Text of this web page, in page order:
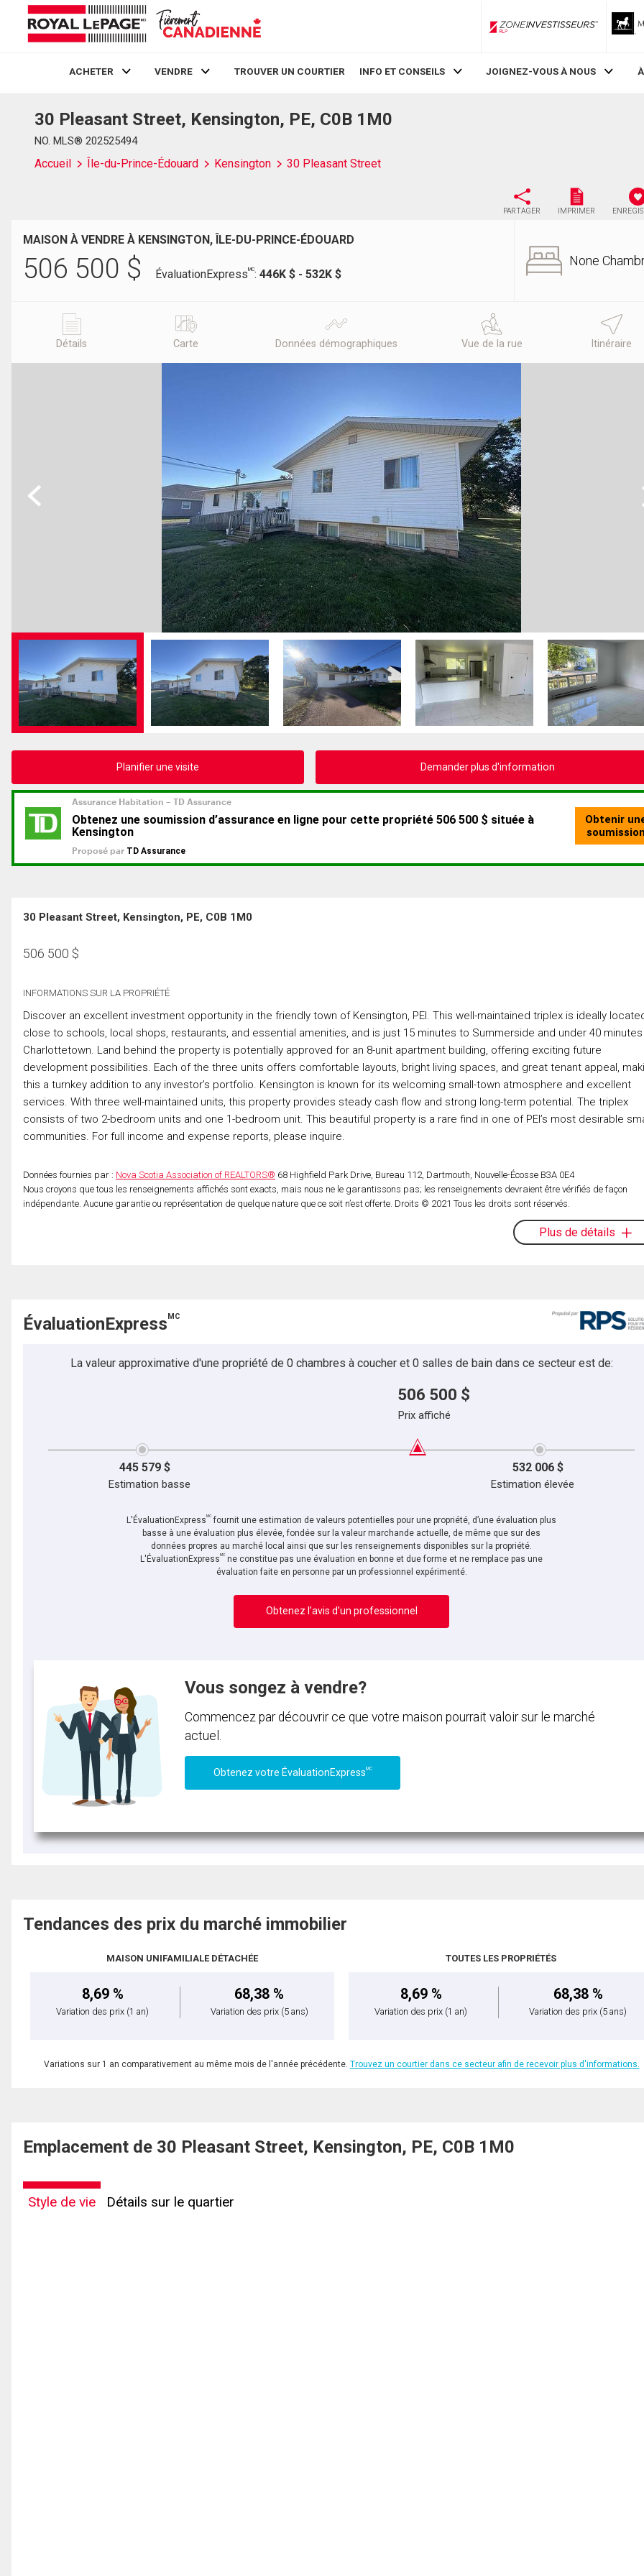
ZoneInvestisseurs RLP
ACHETER VENDRE TROUVER UN COURTIER INFO ET CONSEILS JOIGNEZ-VOUS À NOUS
30 Pleasant Street, Kensington, PE, C0B 1M0
NO. MLS® 202525494
Accueil Île-du-Prince-Édouard Kensington 30 Pleasant Street
PARTAGER IMPRIMER
MAISON À VENDRE À KENSINGTON, ÎLE-DU-PRINCE-ÉDOUARD
506 500 $ ÉvaluationExpressMC: 446K $ - 532K $
None
Détails Carte Données démographiques Vue de la rue Itinéraire
Previous
Planifier une visite Demander plus d'information
30 Pleasant Street, Kensington, PE, C0B 1M0
506 500 $
INFORMATIONS SUR LA PROPRIÉTÉ
Discover an excellent investment opportunity in the friendly town of Kensington, PEI. This well-maintained triplex is ideally
close to schools, local shops, restaurants, and essential amenities, and is just 15 minutes to Summerside and under 40
Charlottetown. Land behind the property is potentially approved for an 8-unit apartment building, offering exciting future
development possibilities. Each of the three units offers comfortable layouts, bright living spaces, and great tenant appeal,
this a turnkey addition to any investor’s portfolio. Kensington is known for its welcoming small-town atmosphere and excellent
services. With three well-maintained units, this property provides steady cash flow and strong long-term potential. The triplex
consists of two 2-bedroom units and one 1-bedroom unit. This beautiful property is a rare find in one of PEI’s most desirable
communities. For full income and expense reports, please inquire.
Données fournies par : Nova Scotia Association of REALTORS® 68 Highfield Park Drive, Bureau 112, Dartmouth, Nouvelle-Écosse B3A 0E4
Nous croyons que tous les renseignements affichés sont exacts, mais nous ne le garantissons pas; les renseignements devraient être vérifiés de façon
indépendante. Aucune garantie ou représentation de quelque nature que ce soit n’est offerte. Droits © 2021 Tous les droits sont réservés.
Plus de détails
ÉvaluationExpress MC
La valeur approximative d'une propriété de 0 chambres à coucher et 0 salles de bain dans ce secteur est de:
506 500 $
Prix affiché
445 579 $ 532 006 $
Estimation basse Estimation élevée
L'ÉvaluationExpressMC fournit une estimation de valeurs potentielles pour une propriété, d’une évaluation plus
basse à une évaluation plus élevée, fondée sur la valeur marchande actuelle, de même que sur des
données propres au marché local ainsi que sur les renseignements disponibles sur la propriété.
L'ÉvaluationExpressMC ne constitue pas une évaluation en bonne et due forme et ne remplace pas une
évaluation faite en personne par un professionnel expérimenté.
Obtenez l’avis d’un professionnel
Vous songez à vendre?
Commencez par découvrir ce que votre maison pourrait valoir sur le marché
actuel.
Obtenez votre ÉvaluationExpressMC
Tendances des prix du marché immobilier
MAISON UNIFAMILIALE DÉTACHÉE
8,69 %
Variation des prix (1 an)
68,38 %
Variation des prix (5 ans)
TOUTES LES PROPRIÉTÉS
8,69 %
Variation des prix (1 an)
68,38 %
Variation des prix (5 ans)
Variations sur 1 an comparativement au même mois de l'année précédente. Trouvez un courtier dans ce secteur afin de recevoir plus d'informations.
Emplacement de 30 Pleasant Street, Kensington, PE, C0B 1M0
Style de vie Détails sur le quartier